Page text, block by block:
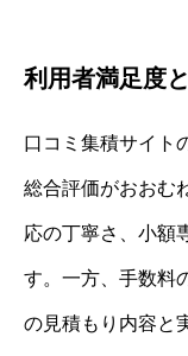
利用者満足度
口コミ集積サイト
総合評価がおおむ
応の丁寧さ、小額
す。一方、手数料
の見積もり内容と